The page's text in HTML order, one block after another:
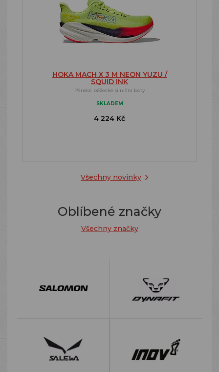
Všechny novinky
HOKA MACH X 3 M NEON YUZU /
SQUID INK
Pánské běžecké silniční boty
SKLADEM
4 224 Kč
Oblíbené značky
Všechny značky